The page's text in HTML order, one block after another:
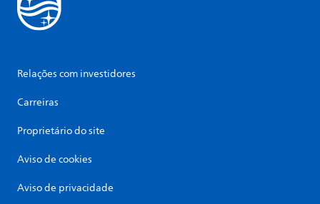
Relações com investidores
Carreiras
Proprietário do site
Aviso de cookies
Aviso de privacidade